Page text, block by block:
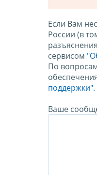
Если Вам
России (в
сервисом
По
поддержки".
Ваше